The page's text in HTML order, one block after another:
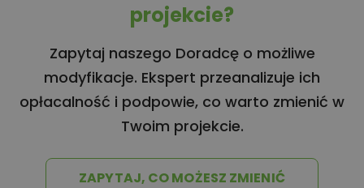
projekcie?
Zapytaj naszego Doradcę o możliwe
modyfikacje. Ekspert przeanalizuje ich
opłacalność i podpowie, co warto zmienić w
Twoim projekcie.
ZAPYTAJ, CO MOŻESZ ZMIENIĆ